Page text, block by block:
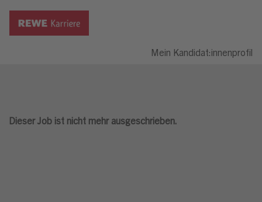
Mein Kandidat:innenprofil
Dieser Job ist nicht mehr ausgeschrieben.